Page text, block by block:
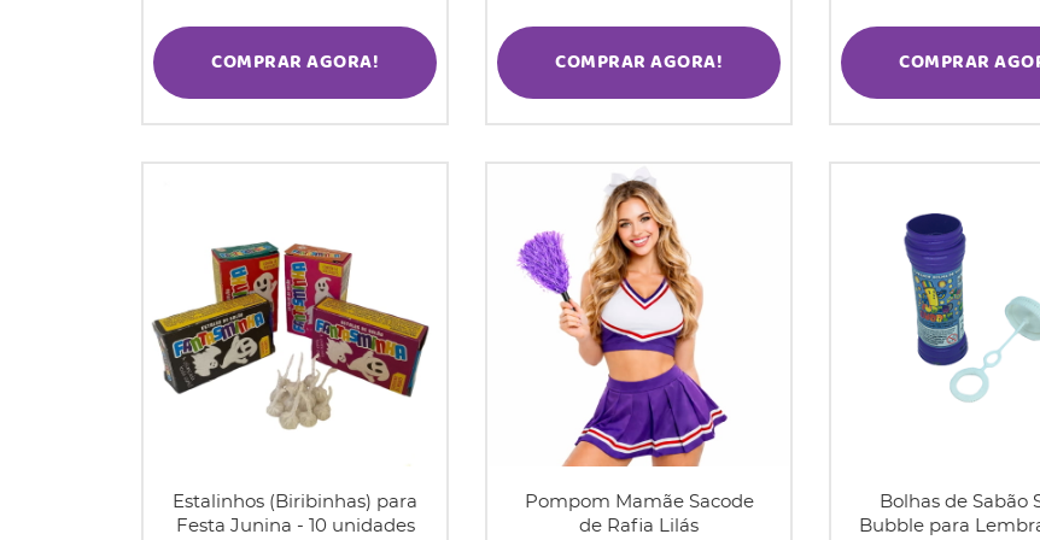
COMPRAR AGORA! COMPRAR AGORA! COMPRAR
Estalinhos (Biribinhas) para
Festa Junina - 10 unidades
Pompom Mamãe Sacode
de Rafia Lilás
Bolhas de Sabão
Bubble para